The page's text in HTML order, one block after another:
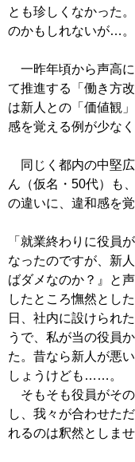
とも珍しくなかった
のかもしれないが…。
一昨年頃から声高
て推進する「働き方
は新人との「価値観
感を覚える例が少なく
同じく都内の中堅
ん（仮名・50代）も
の違いに、違和感を覚
「就業終わりに役員
なったのですが、新
ばダメなのか？』と
したところ憮然とし
日、社内に設けられ
うで、私が当の役員
た。昔なら新人が悪
しょうけども……。
そもそも役員がそ
し、我々が合わせた
れるのは釈然としませ